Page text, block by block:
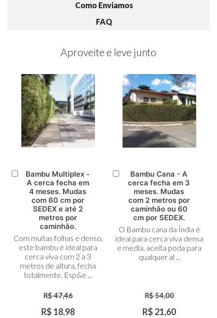
Como Enviamos
FAQ
Aproveite e leve junto
Adicionar
Carrinho
Bambu Multiplex -
A cerca fecha em
4 meses. Mudas
com 60 cm por
SEDEX e até 2
metros por
caminhão.
Com muitas folhas e denso,
este bambu é ideal para
cerca viva com 2 a 3
metros de altura, fecha
totalmente. Esp&e ...
R$ 47,46
R$ 18,98
Adicionar
Carrinho
Bambu Cana - A
cerca fecha em 3
meses. Mudas
com 2 metros por
caminhão ou 60
cm por SEDEX.
O Bambu cana da Índia é
ideal para cerca viva densa
e media, aceita poda para
qualquer al ...
R$ 54,00
R$ 21,60